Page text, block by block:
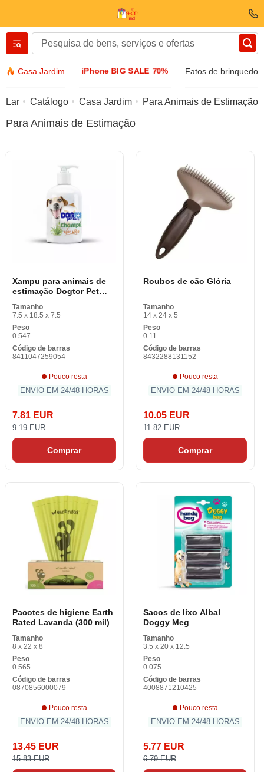
Casa Jardim iPhone BIG SALE 70% Fatos de brinquedo
Вернуться назад
Acessórios
Relógio de algemas
Lar Catálogo Casa Jardim Para Animais de Estimação
Para Animais de Estimação
Xampu para animais de
estimação Dogtor Pet
ml
Tamanho
7.5 x 18.5 x 7.5
Peso
0.547
Código de barras
8411047259054
Pouco resta
ENVIO EM 24/48 HORAS
7.81 EUR
9.19 EUR
Comprar
Roubos de cão Glória
Tamanho
14 x 24 x 5
Peso
0.11
Código de barras
8432288131152
Pouco resta
ENVIO EM 24/48 HORAS
10.05 EUR
11.82 EUR
Comprar
Pacotes de higiene Earth
Rated Lavanda (300 mil)
Tamanho
8 x 22 x 8
Peso
0.565
Código de barras
0870856000079
Pouco resta
ENVIO EM 24/48 HORAS
13.45 EUR
15.83 EUR
Sacos de lixo Albal
Doggy Meg
Tamanho
3.5 x 20 x 12.5
Peso
0.075
Código de barras
4008871210425
Pouco resta
ENVIO EM 24/48 HORAS
5.77 EUR
6.79 EUR